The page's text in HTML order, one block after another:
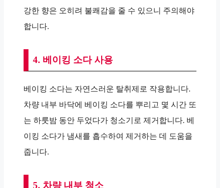
강한 향은 오히려 불쾌감을 줄 수 있으니 주의해야
합니다.
4. 베이킹 소다 사용
베이킹 소다는 자연스러운 탈취제로 작용합니다.
차량 내부 바닥에 베이킹 소다를 뿌리고 몇 시간 또
는 하룻밤 동안 두었다가 청소기로 제거합니다. 베
이킹 소다가 냄새를 흡수하여 제거하는 데 도움을
줍니다.
5. 차량 내부 청소